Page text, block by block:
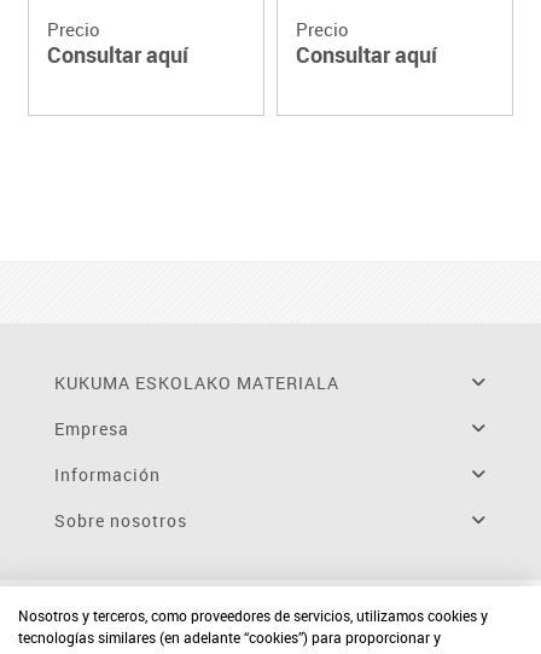
Precio
Consultar aquí
Precio
Consultar aquí
KUKUMA ESKOLAKO MATERIALA
Empresa
Información
Sobre nosotros
Nosotros y terceros, como proveedores de servicios, utilizamos cookies y
tecnologías similares (en adelante “cookies”) para proporcionar y